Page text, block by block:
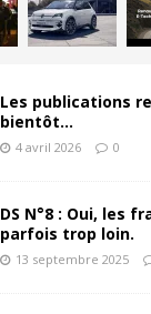
Les publications
bientôt…
4 avril 2026 0
DS N°8 : Oui, les
parfois trop loin.
13 septembre 2025